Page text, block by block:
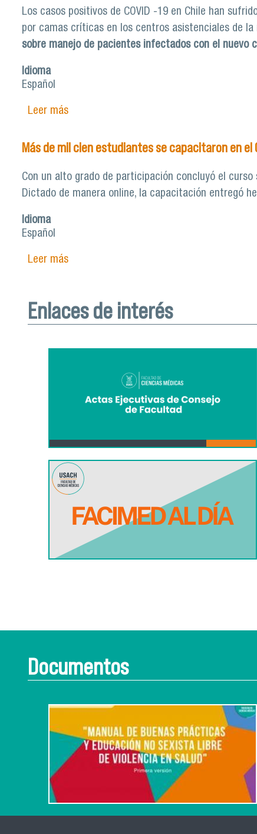
Los casos positivos de COVID -19 en Chile han
por camas críticas en los centros asistenciales de la
sobre manejo de pacientes infectados con el nuevo
Idioma
Español
Leer mássobre FACIMED Usach da inicio a curso
Más de mil cien estudiantes se capacitaron en el
Con un alto grado de participación concluyó el
Dictado de manera online, la capacitación entregó
Idioma
Español
Leer mássobre Más de mil cien estudiantes se
Enlaces de interés
Documentos